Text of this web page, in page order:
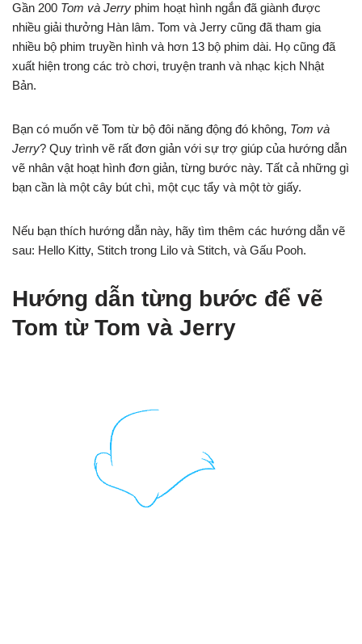
Gần 200 Tom và Jerry phim hoạt hình ngắn đã giành được
nhiều giải thưởng Hàn lâm. Tom và Jerry cũng đã tham gia
nhiều bộ phim truyền hình và hơn 13 bộ phim dài. Họ cũng đã
xuất hiện trong các trò chơi, truyện tranh và nhạc kịch Nhật
Bản.
Bạn có muốn vẽ Tom từ bộ đôi năng động đó không, Tom và
Jerry? Quy trình vẽ rất đơn giản với sự trợ giúp của hướng dẫn
vẽ nhân vật hoạt hình đơn giản, từng bước này. Tất cả những gì
bạn cần là một cây bút chì, một cục tẩy và một tờ giấy.
Nếu bạn thích hướng dẫn này, hãy tìm thêm các hướng dẫn vẽ
sau: Hello Kitty, Stitch trong Lilo và Stitch, và Gấu Pooh.
Hướng dẫn từng bước để vẽ
Tom từ Tom và Jerry